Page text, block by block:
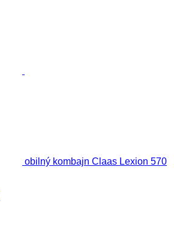
obilný kombajn Claas Lexion 570